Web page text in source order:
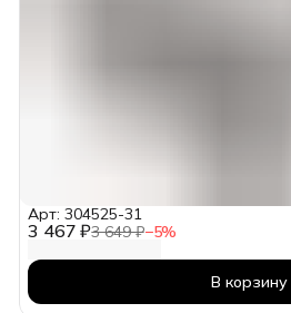
3 467 ₽3 649 ₽−5%
Арт: 304525-31
В корзину